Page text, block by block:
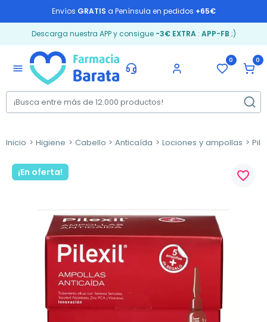
Envíos GRATIS a Península en pedidos +65€
Descarga nuestra APP y consigue -3€ EXTRA: APP-FB ;)
menu
0 0
Inicio Higiene Cabello Anticaída Lociones y ampollas
¡En oferta! favorite_border